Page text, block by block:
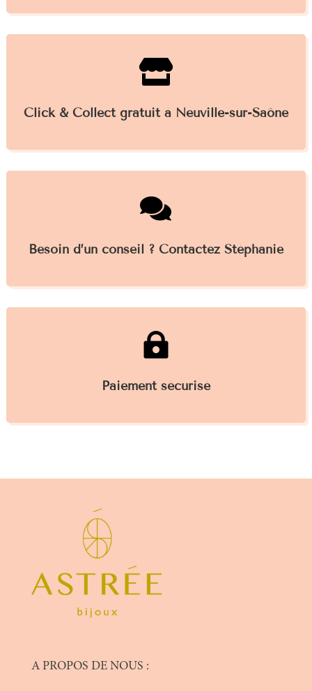

Click & Collect gratuit à Neuville-sur-Saône

Besoin d’un conseil ? Contactez Stéphanie

Paiement sécurisé
A PROPOS DE NOUS :